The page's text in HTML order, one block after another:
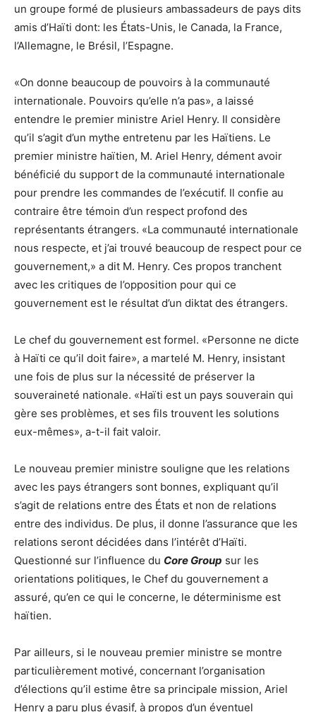
un groupe formé de plusieurs ambassadeurs de pays dits
amis d’Haïti dont: les États-Unis, le Canada, la France,
l’Allemagne, le Brésil, l’Espagne.
«On donne beaucoup de pouvoirs à la communauté
internationale. Pouvoirs qu’elle n’a pas», a laissé
entendre le premier ministre Ariel Henry. Il considère
qu’il s’agit d’un mythe entretenu par les Haïtiens. Le
premier ministre haïtien, M. Ariel Henry, dément avoir
bénéficié du support de la communauté internationale
pour prendre les commandes de l’exécutif. Il confie au
contraire être témoin d’un respect profond des
représentants étrangers. «La communauté internationale
nous respecte, et j’ai trouvé beaucoup de respect pour ce
gouvernement,» a dit M. Henry. Ces propos tranchent
avec les critiques de l’opposition pour qui ce
gouvernement est le résultat d’un diktat des étrangers.
Le chef du gouvernement est formel. «Personne ne dicte
à Haïti ce qu’il doit faire», a martelé M. Henry, insistant
une fois de plus sur la nécessité de préserver la
souveraineté nationale. «Haïti est un pays souverain qui
gère ses problèmes, et ses fils trouvent les solutions
eux-mêmes», a-t-il fait valoir.
Le nouveau premier ministre souligne que les relations
avec les pays étrangers sont bonnes, expliquant qu’il
s’agit de relations entre des États et non de relations
entre des individus. De plus, il donne l’assurance que les
relations seront décidées dans l’intérêt d’Haïti.
Questionné sur l’influence du Core Group sur les
orientations politiques, le Chef du gouvernement a
assuré, qu’en ce qui le concerne, le déterminisme est
haïtien.
Par ailleurs, si le nouveau premier ministre se montre
particulièrement motivé, concernant l’organisation
d’élections qu’il estime être sa principale mission, Ariel
Henry a paru plus évasif, à propos d’un éventuel